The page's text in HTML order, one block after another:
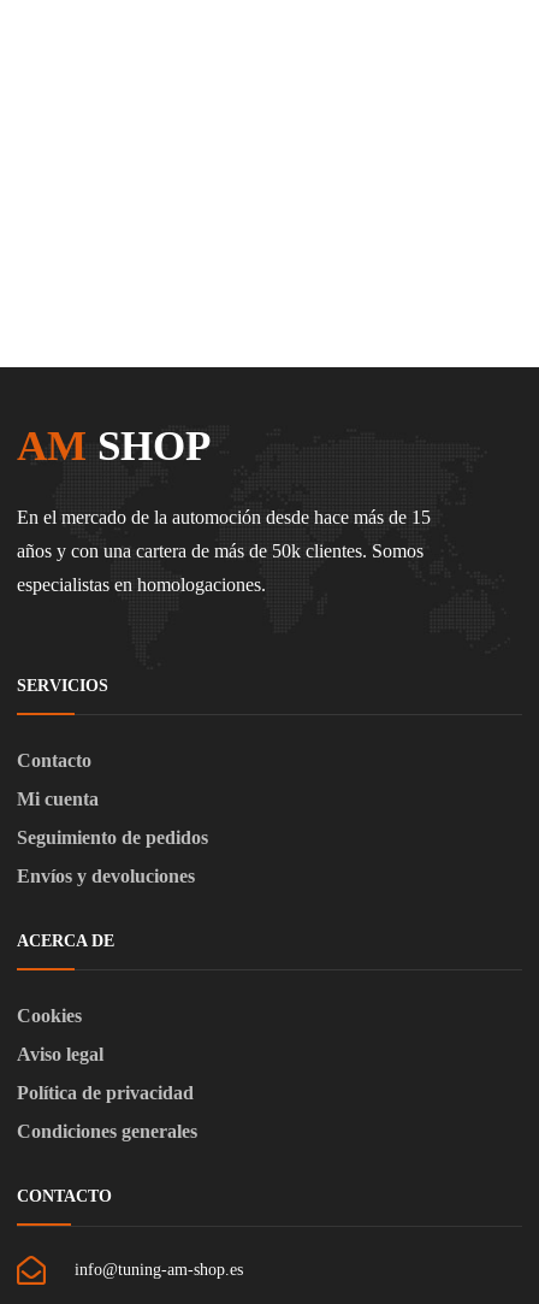
AM SHOP
En el mercado de la automoción desde hace más de 15
años y con una cartera de más de 50k clientes. Somos
especialistas en homologaciones.
SERVICIOS
Contacto
Mi cuenta
Seguimiento de pedidos
Envíos y devoluciones
ACERCA DE
Cookies
Aviso legal
Política de privacidad
Condiciones generales
CONTACTO
info@tuning-am-shop.es